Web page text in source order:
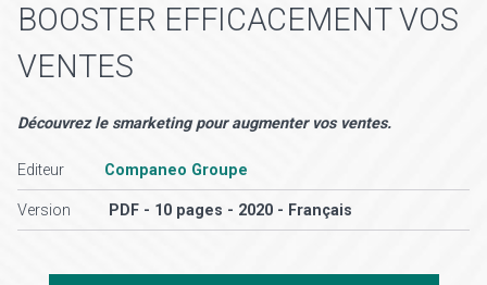
BOOSTER EFFICACEMENT VOS
VENTES
Découvrez le smarketing pour augmenter vos ventes.
Editeur Companeo Groupe
Version PDF - 10 pages - 2020 - Français